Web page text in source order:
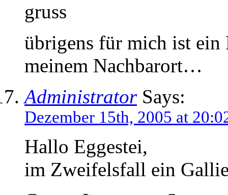
gruss
übrigens für mich ist ein
meinem Nachbarort…
AdministratorSays:
Dezember 15th, 2005 at
Hallo Eggestei,
im Zweifelsfall ein